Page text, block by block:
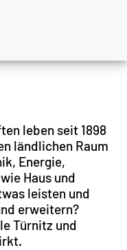
leben seit 1898
ländlichen Raum
Energie,
Haus und
leisten und
erweitern?
Türnitz und